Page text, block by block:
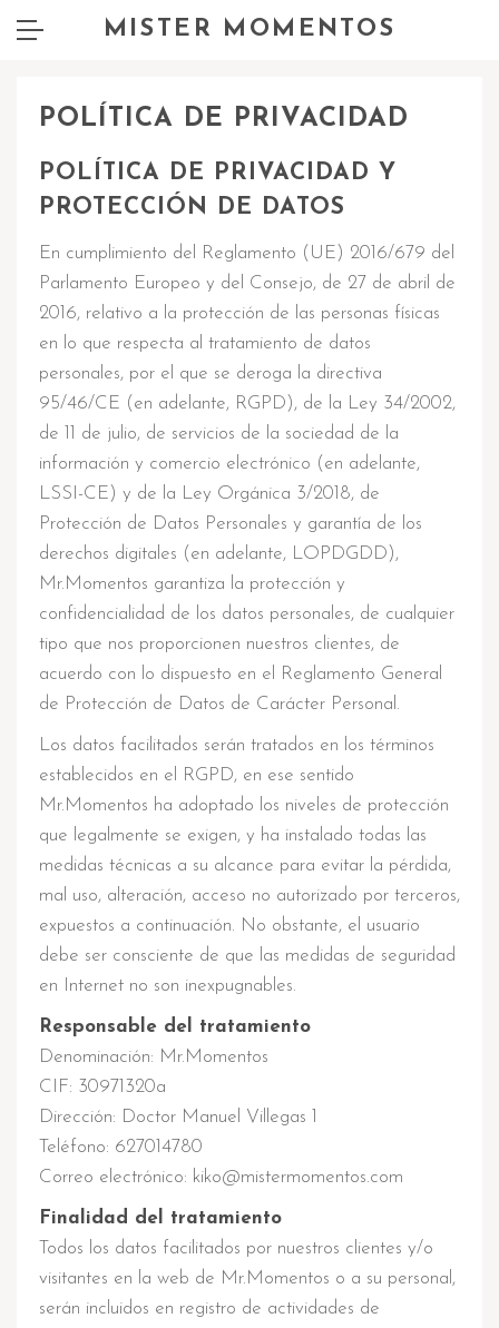
MISTER MOMENTOS
POLÍTICA DE PRIVACIDAD
POLÍTICA DE PRIVACIDAD Y
PROTECCIÓN DE DATOS
En cumplimiento del Reglamento (UE) 2016/679 del
Parlamento Europeo y del Consejo, de 27 de abril de
2016, relativo a la protección de las personas físicas
en lo que respecta al tratamiento de datos
personales, por el que se deroga la directiva
95/46/CE (en adelante, RGPD), de la Ley 34/2002,
de 11 de julio, de servicios de la sociedad de la
información y comercio electrónico (en adelante,
LSSI-CE) y de la Ley Orgánica 3/2018, de
Protección de Datos Personales y garantía de los
derechos digitales (en adelante, LOPDGDD),
Mr.Momentos garantiza la protección y
confidencialidad de los datos personales, de cualquier
tipo que nos proporcionen nuestros clientes, de
acuerdo con lo dispuesto en el Reglamento General
de Protección de Datos de Carácter Personal.
Los datos facilitados serán tratados en los términos
establecidos en el RGPD, en ese sentido
Mr.Momentos ha adoptado los niveles de protección
que legalmente se exigen, y ha instalado todas las
medidas técnicas a su alcance para evitar la pérdida,
mal uso, alteración, acceso no autorizado por terceros,
expuestos a continuación. No obstante, el usuario
debe ser consciente de que las medidas de seguridad
en Internet no son inexpugnables.
Responsable del tratamiento
Denominación: Mr.Momentos
CIF: 30971320a
Dirección: Doctor Manuel Villegas 1
Teléfono: 627014780
Correo electrónico: kiko@mistermomentos.com
Finalidad del tratamiento
Todos los datos facilitados por nuestros clientes y/o
visitantes en la web de Mr.Momentos o a su personal,
serán incluidos en registro de actividades de